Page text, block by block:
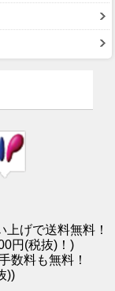
げで送料無料！
円(税抜)！)
数料も無料！
))